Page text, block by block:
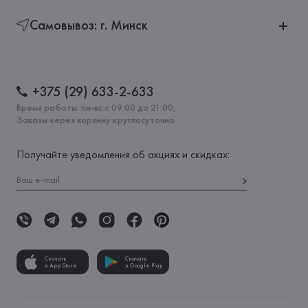
Самовывоз: г. Минск
+375 (29) 633-2-633
Время работы: пн-вс с 09:00 до 21:00,
Заказы через корзину круглосуточно
Получайте уведомления об акциях и скидках:
Скачать
в App Store
Скачать
в Google Play